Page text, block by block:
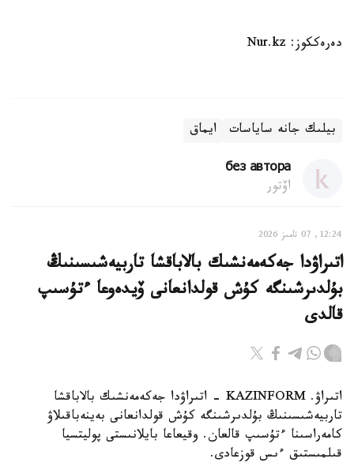
دەرەككوز: Nur.kz
بيلىك جانە ساياسات ايماق
без автора
اۆتور
12:24, 07 تامىز 2026
اتىراۋدا جەكەمەنشىك بالاباقشا تاربيەشىسىنىڭ
بۇلدىرشىنگە كۇش قولدانعانى ۆيدەوعا ءتۇسىپ
قالدى
اتىراۋ. KAZINFORM - اتىراۋدا جەكەمەنشىك بالاباقشا
تاربيەشىسىنىڭ بۇلدىرشىنگە كۇش قولدانعانى بەينەباقىلاۋ
كامەراسىنا ءتۇسىپ قالعان. وقيعاعا بايلانىستى پوليتسيا
قىلمىستىق ءىس قوزعادى.